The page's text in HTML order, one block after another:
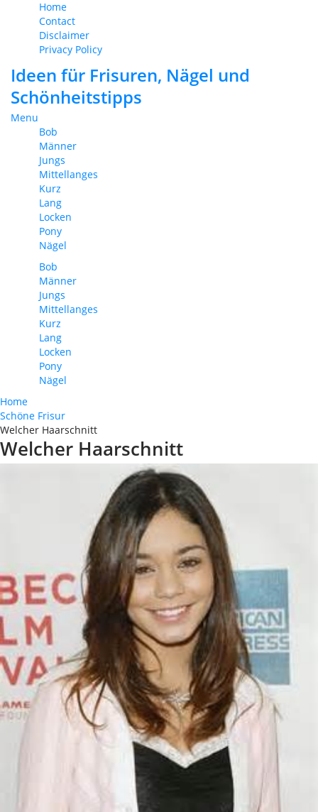
Home
Contact
Disclaimer
Privacy Policy
Ideen für Frisuren, Nägel und
Schönheitstipps
Menu
Bob
Männer
Jungs
Mittellanges
Kurz
Lang
Locken
Pony
Nägel
Bob
Männer
Jungs
Mittellanges
Kurz
Lang
Locken
Pony
Nägel
Home
Schöne Frisur
Welcher Haarschnitt
Welcher Haarschnitt